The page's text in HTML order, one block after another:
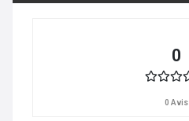
0
0 Avis